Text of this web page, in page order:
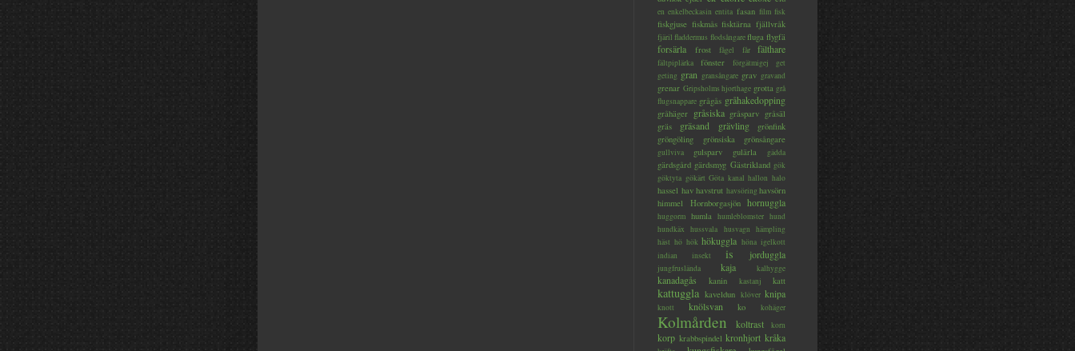
en enkelbeckasin entita fasan film fisk
fiskgjuse fiskmås fisktärna fjällvråk
fjäril fladdermus flodsångarefluga flygfä
forsärla frost fågel får fälthare
fältpiplärka fönster förgätmigej
get
geting gran gransångare grav gravand
grenar Gripsholms hjorthage grotta grå
flugsnappare grågås gråhakedopping
gråhäger gråsiska gråsparv gråsäl
gräs
gräsand grävling
grönfink
gröngöling
grönsiska grönsångare
gullviva gulsparv gulärla gädda
gärdsgård gärdsmyg Gästrikland gök
göktyta gökärt Göta kanal hallon halo
hassel hav havstrut havsöring havsörn
himmel
Hornborgasjön hornuggla
huggorm humla humleblomster hund
hundkäx
hussvala husvagn
hämpling
häst hö hök hökuggla höna igelkott
indian
insekt is jorduggla
jungfruslända kaja kalhygge
kanadagås kanin kastanj katt
kattuggla kaveldun klöver knipa
knott knölsvan ko kohäger
Kolmården koltrast korn
korp krabbspindel kronhjort kråka